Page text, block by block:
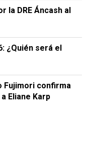
la DRE Áncash al
¿Quién será el
Fujimori confirma
Eliane Karp